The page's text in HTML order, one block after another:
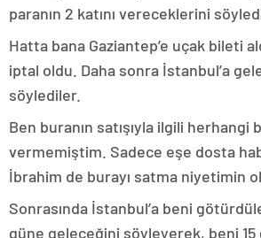
paranın 2 katını vereceklerini
Hatta bana Gaziantep’e uçak bileti
iptal oldu. Daha sonra İstanbul’a
söylediler.
Ben buranın satışıyla ilgili herhangi
vermemiştim. Sadece eşe dosta
İbrahim de burayı satma niyetimin
Sonrasında İstanbul’a beni
güne geleceğini söyleyerek, beni 15